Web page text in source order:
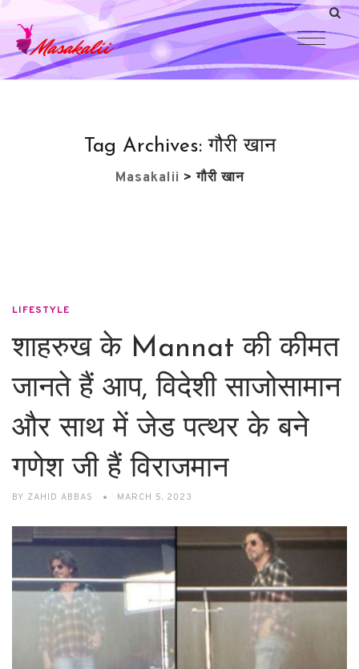
Tag Archives:गौरी खान
Masakalii >गौरी खान
LIFESTYLE
शाहरुख के Mannat की कीमत
जानते हैं आप, विदेशी साजोसामान
और साथ में जेड पत्थर के बने
गणेश जी हैं विराजमान
BY ZAHID ABBAS MARCH 5, 2023